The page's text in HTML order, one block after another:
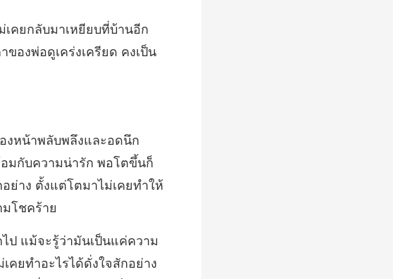
าเหยียบที่บ้านอีก
มกับความน่ารัก พอโตขึ้นก็
ยทำอะไรได้ดั่งใจสักอย่าง